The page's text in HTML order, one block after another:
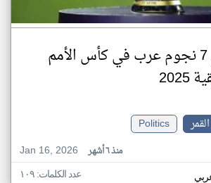
أفضل 7 نجوم عرب في كأس الأمم
Politics
Jan 16, 2026
منذ ٦ أشهر
عدد الكلمات: ١٠٩